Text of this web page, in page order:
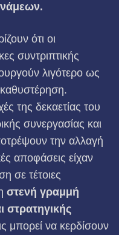
ότι οι
συντριπτικής
λιγότερο ως
της δεκαετίας του
συνεργασίας και
την αλλαγή
αποφάσεις είχαν
σε τέτοιες
στενή γραμμή
στρατηγικής
μπορεί να κερδίσουν